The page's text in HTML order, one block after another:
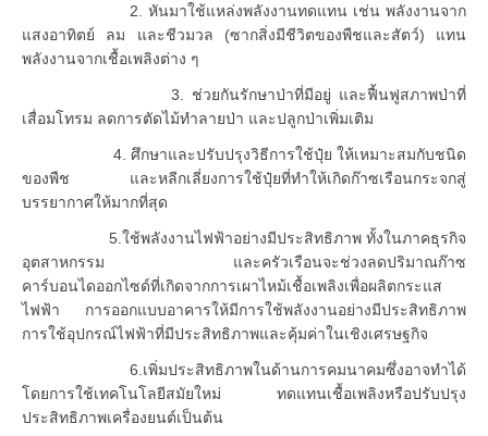
2. หันมาใช้แหล่งพลังงานทดแทน เช่น พลังงานจาก
แสงอาทิตย์ ลม และชีวมวล (ซากสิ่งมีชีวิตของพืชและสัตว์) แทน
พลังงานจากเชื้อเพลิงต่าง ๆ
3. ช่วยกันรักษาป่าที่มีอยู่ และฟื้นฟูสภาพป่าที่
เสื่อมโทรม ลดการตัดไม้ทำลายป่า และปลูกป่าเพิ่มเติม
4. ศึกษาและปรับปรุงวิธีการใช้ปุ๋ย ให้เหมาะสมกับชนิด
ของพืช และหลีกเลี่ยงการใช้ปุ๋ยที่ทำให้เกิดก๊าซเรือนกระจกสู่
บรรยากาศให้มากที่สุด
5.ใช้พลังงานไฟฟ้าอย่างมีประสิทธิภาพ ทั้งในภาคธุรกิจ
อุตสาหกรรม และครัวเรือนจะช่วงลดปริมาณก๊าซ
คาร์บอนไดออกไซด์ที่เกิดจากการเผาไหม้เชื้อเพลิงเพื่อผลิตกระแส
ไฟฟ้า การออกแบบอาคารให้มีการใช้พลังงานอย่างมีประสิทธิภาพ
การใช้อุปกรณ์ไฟฟ้าที่มีประสิทธิภาพและคุ้มค่าในเชิงเศรษฐกิจ
6.เพิ่มประสิทธิภาพในด้านการคมนาคมซึ่งอาจทำได้
โดยการใช้เทคโนโลยีสมัยใหม่ ทดแทนเชื้อเพลิงหรือปรับปรุง
ประสิทธิภาพเครื่องยนต์เป็นต้น